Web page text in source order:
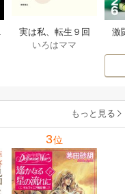
実は私、転生９回
生です マンガ
いろはママ
激
もっと見る
3位